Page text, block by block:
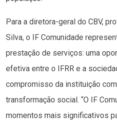
Para a diretora-geral do CBV,
Silva, o IF Comunidade
prestação de serviços: uma
efetiva entre o IFRR e a
compromisso da instituição
transformação social. “O IF
momentos mais significativos